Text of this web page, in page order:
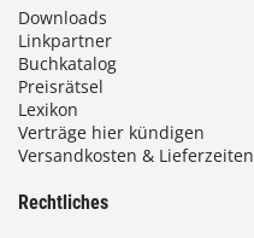
Downloads
Linkpartner
Buchkatalog
Preisrätsel
Lexikon
Verträge hier kündigen
Versandkosten & Lieferzeiten
Rechtliches